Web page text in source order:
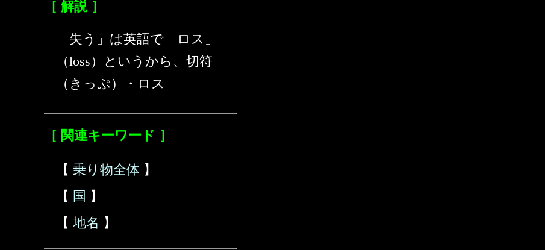
［ 解説 ］
「失う」は英語で「ロス」
（loss）というから、切符
（きっぷ）・ロス
［ 関連キーワード ］
【 乗り物全体 】
【 国 】
【 地名 】